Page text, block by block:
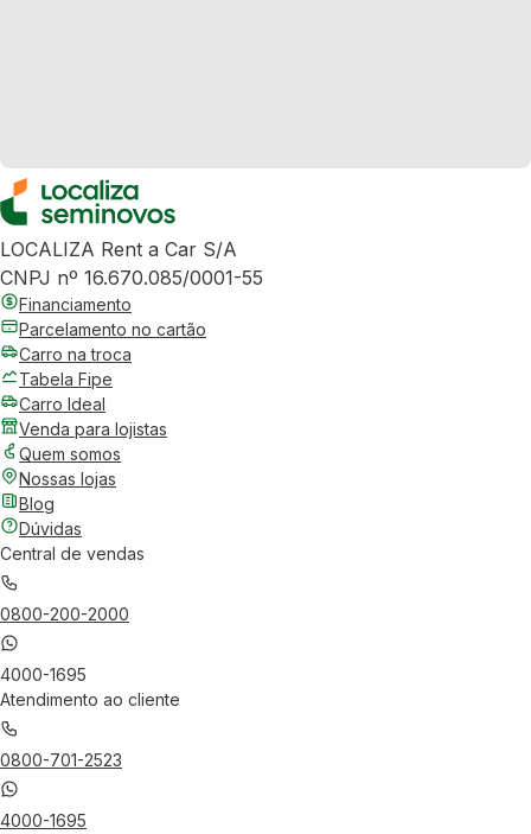
LOCALIZA Rent a Car S/A
CNPJ nº 16.670.085/0001-55
Financiamento
Parcelamento no cartão
Carro na troca
Tabela Fipe
Carro Ideal
Venda para lojistas
Quem somos
Nossas lojas
Blog
Dúvidas
Central de vendas
0800-200-2000
4000-1695
Atendimento ao cliente
0800-701-2523
4000-1695